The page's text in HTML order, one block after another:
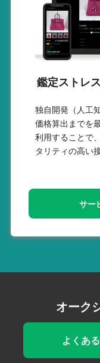
鑑定ストレ
独自開発（人工
価格算出までを
利用することで
タリティの高い
サー
オーク
よくあ